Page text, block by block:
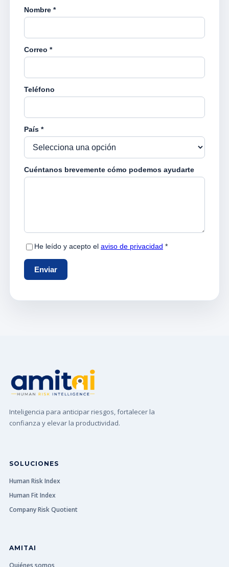
Inteligencia para anticipar riesgos, fortalecer la
confianza y elevar la productividad.
SOLUCIONES
Human Risk Index
Human Fit Index
Company Risk Quotient
AMITAI